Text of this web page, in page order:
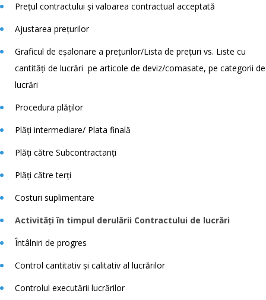
Prețul contractului și valoarea contractual acceptată
Ajustarea prețurilor
Graficul de eșalonare a prețurilor/Lista de prețuri vs. Liste cu
cantități de lucrări pe articole de deviz/comasate, pe categorii de
lucrări
Procedura plăților
Plăți intermediare/ Plata finală
Plăți către Subcontractanți
Plăți către terți
Costuri suplimentare
Activități în timpul derulării Contractului de lucrări
Întâlniri de progres
Control cantitativ și calitativ al lucrărilor
Controlul executării lucrărilor